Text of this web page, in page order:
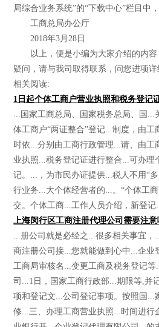
局综合业务系统”的“下载中心”栏目中，
工商总局办公厅
2018年3月28日
以上，便是小编为大家介绍的内容
疑问，请与我司取得联系，问您进项详
相关阅读:
1日起个体工商户营业执照和税务登记
...国家工商总局、国家税务总局、国...
体工商户“两证整合”登记...制度，由
时依...分别由工商行政管理...请、由工
业执照...税务登记证进行整合...可办理
记。...，为市民办证提供...税人不用“
行业务...大个体经营者的...。“个体工
交。个体工商...工作人员介绍，新登记
上海闵行区工商注册代理公司需要注
...册公司就是必经之...很多相关事宜
商注册公司接...您就能做到心中...企业
工商局审核名...变更工商及税务登记
司...1日，国家工商行政部...期限等,并
项和登记文...公司登记事项。按照国...
修...三、办理工商营业执照...时间进行